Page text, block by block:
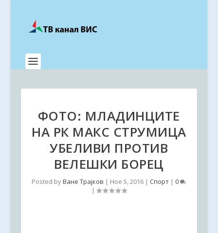
ФОТО: МЛАДИНЦИТЕ
НА РК МАКС СТРУМИЦА
УБЕЛИВИ ПРОТИВ
ВЕЛЕШКИ БОРЕЦ
Posted byВане Трајков | Ное 5, 2016 | Спорт |0
|